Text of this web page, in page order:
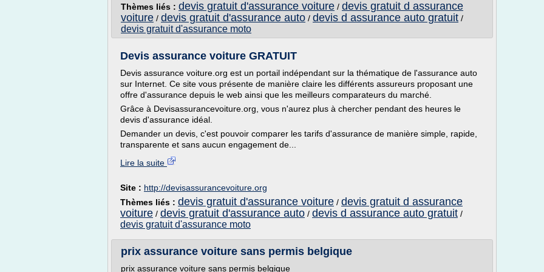
Thèmes liés : devis gratuit d'assurance voiture / devis gratuit d assurance
voiture / devis gratuit d'assurance auto / devis d assurance auto gratuit /
devis gratuit d'assurance moto
Devis assurance voiture GRATUIT
Devis assurance voiture.org est un portail indépendant sur la thématique de l'assurance auto
sur Internet. Ce site vous présente de manière claire les différents assureurs proposant une
offre d'assurance depuis le web ainsi que les meilleurs comparateurs du marché.
Grâce à Devisassurancevoiture.org, vous n'aurez plus à chercher pendant des heures le
devis d'assurance idéal.
Demander un devis, c'est pouvoir comparer les tarifs d'assurance de manière simple, rapide,
transparente et sans aucun engagement de...
Lire la suite
Site : http://devisassurancevoiture.org
Thèmes liés : devis gratuit d'assurance voiture / devis gratuit d assurance
voiture / devis gratuit d'assurance auto / devis d assurance auto gratuit /
devis gratuit d'assurance moto
prix assurance voiture sans permis belgique
prix assurance voiture sans permis belgique